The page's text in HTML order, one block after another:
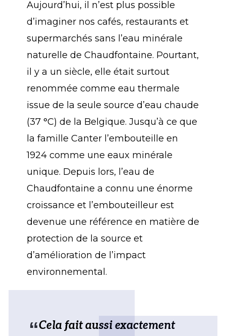
Aujourd’hui, il n’est plus possible
d’imaginer nos cafés, restaurants et
supermarchés sans l’eau minérale
naturelle de Chaudfontaine. Pourtant,
il y a un siècle, elle était surtout
renommée comme eau thermale
issue de la seule source d’eau chaude
(37 °C) de la Belgique. Jusqu’à ce que
la famille Canter l’embouteille en
1924 comme une eaux minérale
unique. Depuis lors, l’eau de
Chaudfontaine a connu une énorme
croissance et l’embouteilleur est
devenue une référence en matière de
protection de la source et
d’amélioration de l’impact
environnemental.
Cela fait aussi exactement